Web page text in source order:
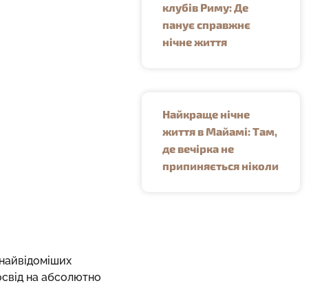
на абсолютно
клубів Риму: Де
панує справжнє
нічне життя
Найкраще нічне
життя в Майамі: Там,
де вечірка не
припиняється ніколи